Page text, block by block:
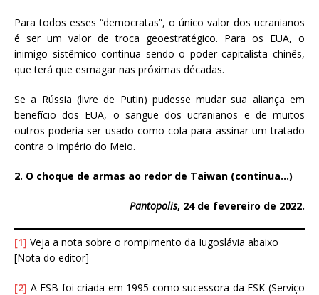
Para todos esses “democratas”, o único valor dos ucranianos
é ser um valor de troca geoestratégico. Para os EUA, o
inimigo sistêmico continua sendo o poder capitalista chinês,
que terá que esmagar nas próximas décadas.
Se a Rússia (livre de Putin) pudesse mudar sua aliança em
benefício dos EUA, o sangue dos ucranianos e de muitos
outros poderia ser usado como cola para assinar um tratado
contra o Império do Meio.
2. O choque de armas ao redor de Taiwan (continua…)
Pantopolis, 24 de fevereiro de 2022.
[1] Veja a nota sobre o rompimento da Iugoslávia abaixo
[Nota do editor]
[2] A FSB foi criada em 1995 como sucessora da FSK (Serviço